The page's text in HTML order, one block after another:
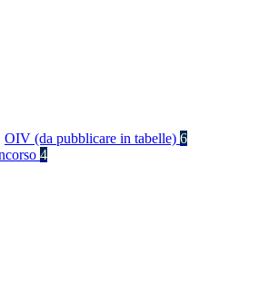
OIV (da pubblicare in tabelle) 6
4